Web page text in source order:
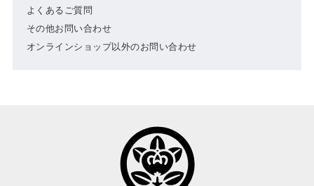
よくあるご質問
その他お問い合わせ
オンラインショップ以外のお問い合わせ